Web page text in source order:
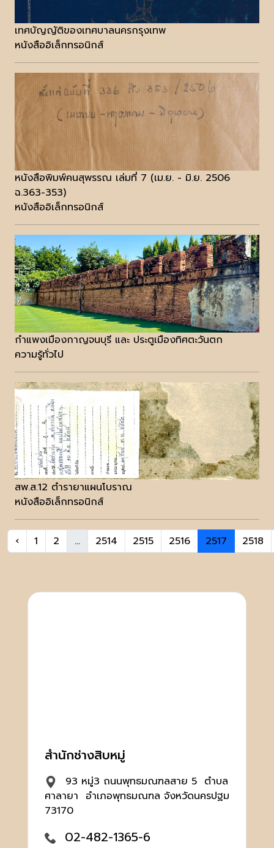
เทศบัญญัติของเทศบาลนครกรุงเทพ
หนังสืออิเล็กทรอนิกส์
หนังสือพิมพ์คนสุพรรณ เล่มที่ 7 (เม.ย. - มิ.ย. 2506
ฉ.363-353)
หนังสืออิเล็กทรอนิกส์
กำแพงเมืองกาญจนบุรี และ ประตูเมืองทิศตะวันตก
ความรู้ทั่วไป
สพ.ส.12 ตำรายาแผนโบราณ
หนังสืออิเล็กทรอนิกส์
‹ 1 2 ... 2514 2515 2516 2517 2518
สำนักช่างสิบหมู่
93 หมู่3 ถนนพุทธมณฑลสาย 5 ตำบล
ศาลายา อำเภอพุทธมณฑล จังหวัดนครปฐม
73170
02-482-1365-6